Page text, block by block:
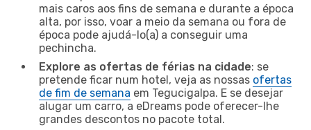
mais caros aos fins de semana e durante a época
alta, por isso, voar a meio da semana ou fora de
época pode ajudá-lo(a) a conseguir uma
pechincha.
Explore as ofertas de férias na cidade: se
pretende ficar num hotel, veja as nossas ofertas
de fim de semana em Tegucigalpa. E se desejar
alugar um carro, a eDreams pode oferecer-lhe
grandes descontos no pacote total.